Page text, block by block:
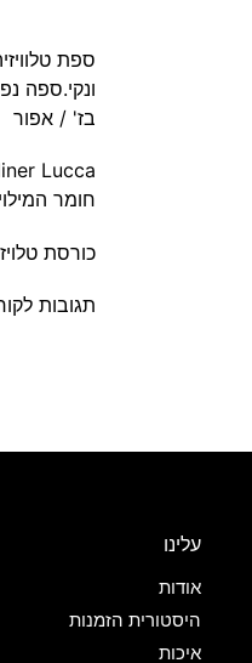
ספת
בז' / אפור
חומר המילוי12חומר המילויקצף פוליאוריטן אלסטי במיוחד HL40חומר מסגרתעץ טבעיריפודדמוי עור Airחומר רקליינרפלדהמחזיקי כוסות מובניםכיס צד
כורסת טלויזיה
תגובות
עלינו
אודות
היסטורית הזמנות
איכות